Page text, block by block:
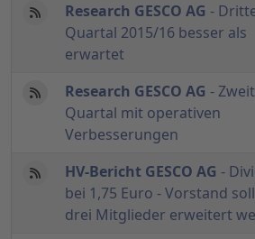
Research GESCO AG -
Quartal 2015/16 besser als
erwartet
Research GESCO AG -
Quartal mit operativen
Verbesserungen
HV-Bericht GESCO AG -
bei 1,75 Euro - Vorstand
drei Mitglieder erweitert